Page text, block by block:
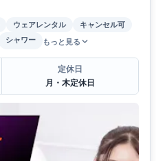
ウェアレンタル
キャンセル可
シャワー もっと見る
定休日
月・木定休日